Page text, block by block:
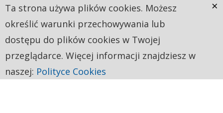
Ta strona używa plików cookies. Możesz
określić warunki przechowywania lub
dostępu do plików cookies w Twojej
przeglądarce. Więcej informacji znajdziesz w
naszej: Polityce Cookies
×